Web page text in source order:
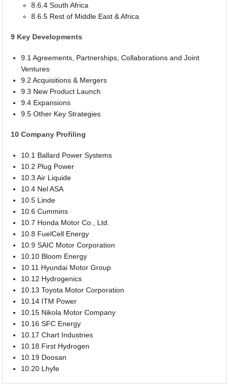
8.6.4 South Africa
8.6.5 Rest of Middle East & Africa
9 Key Developments
9.1 Agreements, Partnerships, Collaborations and Joint
Ventures
9.2 Acquisitions & Mergers
9.3 New Product Launch
9.4 Expansions
9.5 Other Key Strategies
10 Company Profiling
10.1 Ballard Power Systems
10.2 Plug Power
10.3 Air Liquide
10.4 Nel ASA
10.5 Linde
10.6 Cummins
10.7 Honda Motor Co., Ltd.
10.8 FuelCell Energy
10.9 SAIC Motor Corporation
10.10 Bloom Energy
10.11 Hyundai Motor Group
10.12 Hydrogenics
10.13 Toyota Motor Corporation
10.14 ITM Power
10.15 Nikola Motor Company
10.16 SFC Energy
10.17 Chart Industries
10.18 First Hydrogen
10.19 Doosan
10.20 Lhyfe